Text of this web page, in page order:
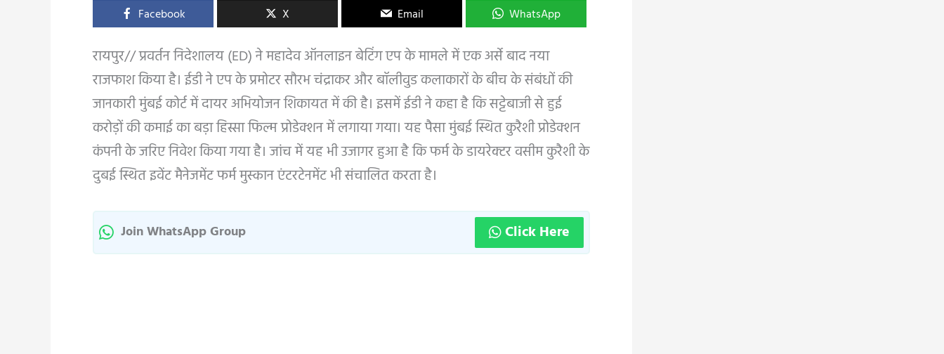
Facebook X Email WhatsApp
रायपुर// प्रवर्तन निदेशालय (ED) ने महादेव ऑनलाइन बेटिंग एप के मामले में एक अर्से बाद नया
राजफाश किया है। ईडी ने एप के प्रमोटर सौरभ चंद्राकर और बॉलीवुड कलाकारों के बीच के संबंधों की
जानकारी मुंबई कोर्ट में दायर अभियोजन शिकायत में की है। इसमें ईडी ने कहा है कि सट्टेबाजी से हुई
करोड़ों की कमाई का बड़ा हिस्सा फिल्म प्रोडेक्शन में लगाया गया। यह पैसा मुंबई स्थित कुरैशी प्रोडेक्शन
कंपनी के जरिए निवेश किया गया है। जांच में यह भी उजागर हुआ है कि फर्म के डायरेक्टर वसीम कुरैशी के
दुबई स्थित इवेंट मैनेजमेंट फर्म मुस्कान एंटरटेनमेंट भी संचालित करता है।
Join WhatsApp Group Click Here